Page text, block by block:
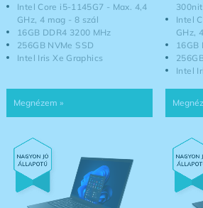
Intel Core i5-1145G7 - Max. 4,4
GHz, 4 mag - 8 szál
16GB DDR4 3200 MHz
256GB NVMe SSD
Intel Iris Xe Graphics
Intel
GHz,
16GB
Intel